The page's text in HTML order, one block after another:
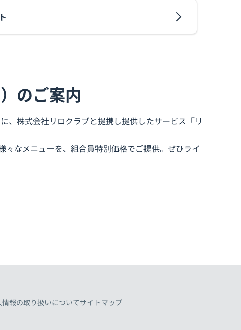
のご案内
、株式会社リロクラブと提携し提供したサービス「リ
なメニューを、組合員特別価格でご提供。ぜひライ
情報の取り扱いについてサイトマップ